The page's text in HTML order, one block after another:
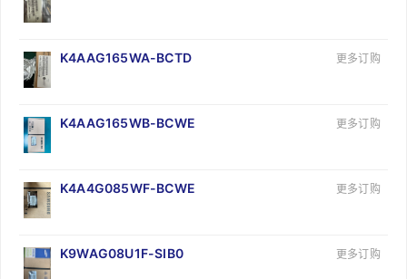
K4AAG165WA-BCTD 更多订购
K4AAG165WB-BCWE 更多订购
K4A4G085WF-BCWE 更多订购
K9WAG08U1F-SIB0 更多订购